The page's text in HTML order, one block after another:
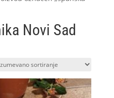
Novi Sad